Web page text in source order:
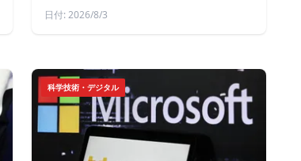
日付: 2026/8/3
科学技術・デジタル